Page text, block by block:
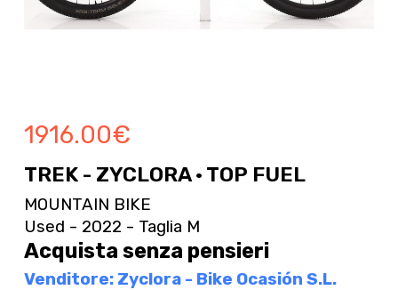
1916.00€
TREK - ZYCLORA · TOP FUEL
MOUNTAIN BIKE
Used - 2022 - Taglia M
Acquista senza pensieri
Venditore: Zyclora - Bike Ocasión S.L.